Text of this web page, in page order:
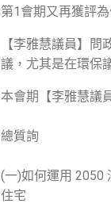
第1會期又再
【李雅慧議員】
議，尤其是在
本會期【李雅慧議
總質詢
(一)如何運用 2050
住宅